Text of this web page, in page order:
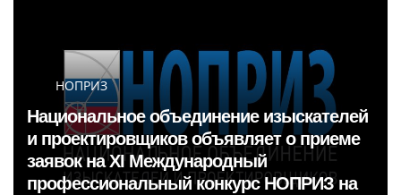
НОПРИЗ
Национальное объединение изыскателей
и проектировщиков объявляет о приеме
заявок на XI Международный
профессиональный конкурс НОПРИЗ на